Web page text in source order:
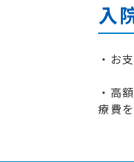
入
・お
・高
療費